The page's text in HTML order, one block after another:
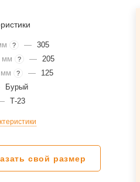
? —
305
мм
? —
205
мм
? —
125
Бурый
Т-23
свой размер